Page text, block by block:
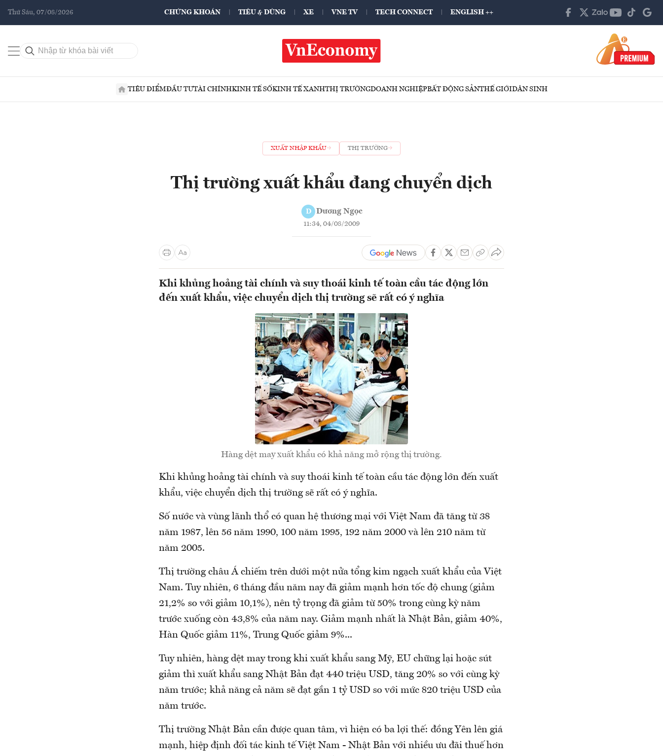
Thứ Sáu, 07/08/2026 CHỨNG KHOÁN TIÊU & DÙNG XE VNE TV TECH CONNECT ENGLISH ++
TIÊU ĐIỂMĐẦU TƯTÀI CHÍNHKINH TẾ SỐKINH TẾ XANHTHỊ TRƯỜNGDOANH NGHIỆPBẤT ĐỘNG SẢNTHẾ GIỚIDÂN SINH
XUẤT NHẬP KHẨU THỊ TRƯỜNG
Thị trường xuất khẩu đang chuyển dịch
D Dương Ngọc
11:34, 04/08/2009
Khi khủng hoảng tài chính và suy thoái kinh tế toàn cầu tác động lớn
đến xuất khẩu, việc chuyển dịch thị trường sẽ rất có ý nghĩa
Hàng dệt may xuất khẩu có khả năng mở rộng thị trường.
Khi khủng hoảng tài chính và suy thoái kinh tế toàn cầu tác động lớn đến xuất
khẩu, việc chuyển dịch thị trường sẽ rất có ý nghĩa.
Số nước và vùng lãnh thổ có quan hệ thương mại với Việt Nam đã tăng từ 38
năm 1987, lên 56 năm 1990, 100 năm 1995, 192 năm 2000 và lên 210 năm từ
năm 2005.
Thị trường châu Á chiếm trên dưới một nửa tổng kim ngạch xuất khẩu của Việt
Nam. Tuy nhiên, 6 tháng đầu năm nay đã giảm mạnh hơn tốc độ chung (giảm
21,2% so với giảm 10,1%), nên tỷ trọng đã giảm từ 50% trong cùng kỳ năm
trước xuống còn 43,8% của năm nay. Giảm mạnh nhất là Nhật Bản, giảm 40%,
Hàn Quốc giảm 11%, Trung Quốc giảm 9%...
Tuy nhiên, hàng dệt may trong khi xuất khẩu sang Mỹ, EU chững lại hoặc sút
giảm thì xuất khẩu sang Nhật Bản đạt 440 triệu USD, tăng 20% so với cùng kỳ
năm trước; khả năng cả năm sẽ đạt gần 1 tỷ USD so với mức 820 triệu USD của
năm trước.
Thị trường Nhật Bản cần được quan tâm, vì hiện có ba lợi thế: đồng Yên lên giá
mạnh, hiệp định đối tác kinh tế Việt Nam - Nhật Bản với nhiều ưu đãi thuế hơn